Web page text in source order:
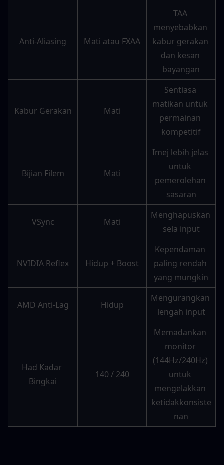
Anti-Aliasing Mati atau FXAA
TAA
menyebabkan
kabur gerakan
dan kesan
bayangan
Kabur Gerakan Mati
Sentiasa
matikan untuk
permainan
kompetitif
Bijian Filem Mati
Imej lebih jelas
untuk
pemerolehan
sasaran
VSync Mati
Menghapuskan
sela input
NVIDIA Reflex Hidup + Boost
Kependaman
paling rendah
yang mungkin
AMD Anti-Lag Hidup
Mengurangkan
lengah input
Had Kadar
Bingkai
140 / 240
Memadankan
monitor
(144Hz/240Hz)
untuk
mengelakkan
ketidakkonsiste
nan